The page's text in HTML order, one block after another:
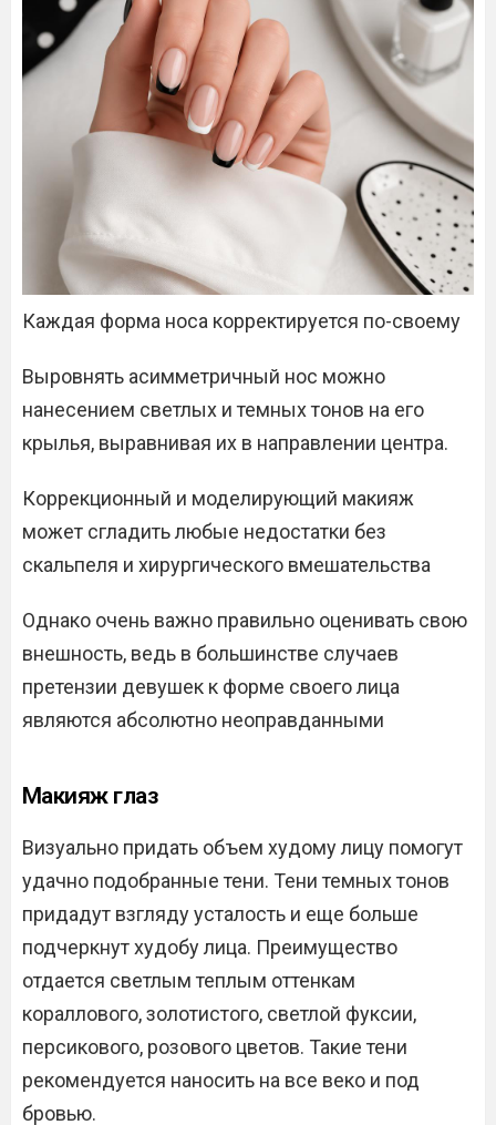
Каждая форма носа корректируется по-своему
Выровнять асимметричный нос можно
нанесением светлых и темных тонов на его
крылья, выравнивая их в направлении центра.
Коррекционный и моделирующий макияж
может сгладить любые недостатки без
скальпеля и хирургического вмешательства
Однако очень важно правильно оценивать свою
внешность, ведь в большинстве случаев
претензии девушек к форме своего лица
являются абсолютно неоправданными
Макияж глаз
Визуально придать объем худому лицу помогут
удачно подобранные тени. Тени темных тонов
придадут взгляду усталость и еще больше
подчеркнут худобу лица. Преимущество
отдается светлым теплым оттенкам
кораллового, золотистого, светлой фуксии,
персикового, розового цветов. Такие тени
рекомендуется наносить на все веко и под
бровью.